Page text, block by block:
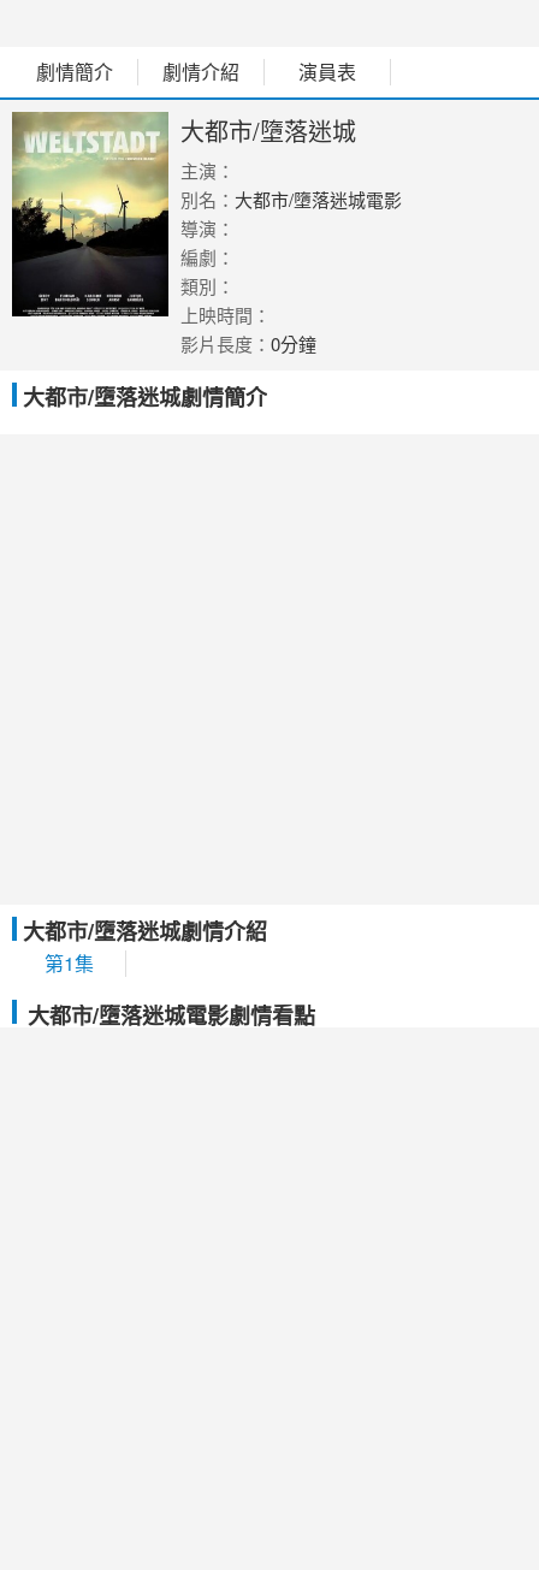
劇情簡介 劇情介紹 演員表
大都市/墮落迷城
主演：
別名： 大都市/墮落迷城電影
導演：
編劇：
類別：
上映時間：
影片長度： 0分鐘
大都市/墮落迷城劇情簡介
大都市/墮落迷城劇情介紹
第1集
大都市/墮落迷城電影劇情看點